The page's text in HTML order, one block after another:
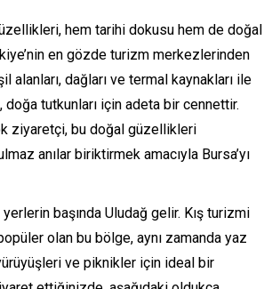
hem tarihi dokusu hem de doğal
en gözde turizm merkezlerinden
alanları, dağları ve termal kaynakları ile
tutkunları için adeta bir cennettir.
ziyaretçi, bu doğal güzellikleri
anılar biriktirmek amacıyla Bursa’yı
başında Uludağ gelir. Kış turizmi
olan bu bölge, aynı zamanda yaz
ve piknikler için ideal bir